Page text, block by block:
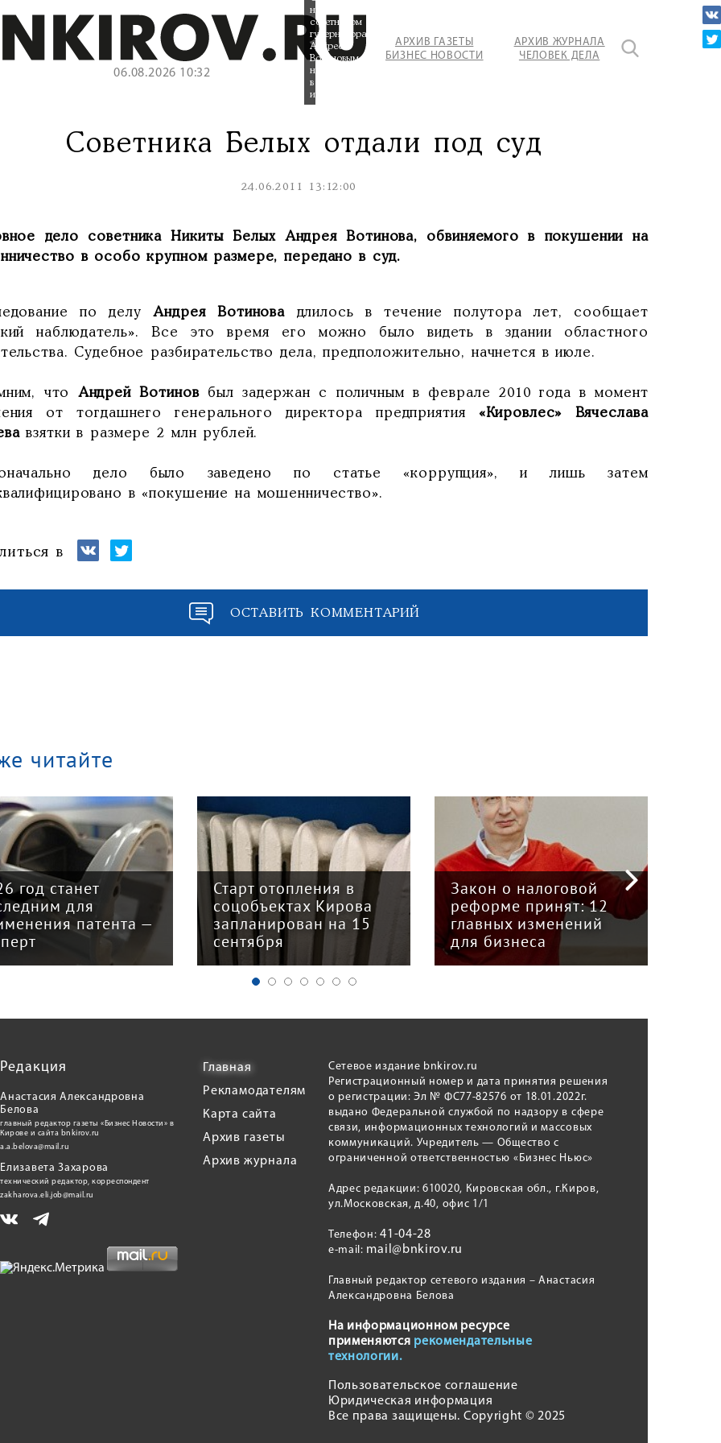
06.08.2026 10:32
АРХИВ ГАЗЕТЫ
БИЗНЕС НОВОСТИ
АРХИВ ЖУРНАЛА
ЧЕЛОВЕК ДЕЛА
над
советником
губернатора
Андреем
Вотиновым
начнется
в
июле.
Советника Белых отдали под суд
24.06.2011 13:12:00
дело советника Никиты Белых Андрея Вотинова, обвиняемого в покушении на
в особо крупном размере, передано в суд.
по делуАндрея Вотинова длилось в течение полутора лет, сообщает
наблюдатель». Все это время его можно было видеть в здании областного
Судебное разбирательство дела, предположительно, начнется в июле.
что Андрей Вотиновбыл задержан с поличным в феврале 2010 года в момент
от тогдашнего генерального директора предприятия «Кировлес» Вячеслава
взятки в размере 2 млн рублей.
дело было заведено по статье «коррупция», и лишь затем
в «покушение на мошенничество».
в
ОСТАВИТЬ КОММЕНТАРИЙ
читайте
Старт отопления в
соцобъектах Кирова
запланирован на 15
сентября
Закон о налоговой
реформе принят: 12
главных изменений
для бизнеса
«Кризис в кузове»:
интервью с
председателем Союза
грузоперевозчиков
«Вятка» Юрием
Куншиным
Редакция
Анастасия Александровна
Белова
главный редактор газеты «Бизнес Новости» в
Кирове и сайта bnkirov.ru
a.a.belova@mail.ru
Елизавета Захарова
технический редактор, корреспондент
zakharova.eli.job@mail.ru
Главная
Рекламодателям
Карта сайта
Архив газеты
Архив журнала
Сетевое издание bnkirov.ru
Регистрационный номер и дата принятия решения
о регистрации: Эл № ФС77-82576 от 18.01.2022г.
выдано Федеральной службой по надзору в сфере
связи, информационных технологий и массовых
коммуникаций. Учредитель — Общество с
ограниченной ответственностью «Бизнес Ньюс»
Адрес редакции: 610020, Кировская обл., г.Киров,
ул.Московская, д.40, офис 1/1
Телефон:41-04-28
e-mail: mail@bnkirov.ru
Главный редактор сетевого издания – Анастасия
Александровна Белова
На информационном ресурсе
применяются рекомендательные
технологии.
Пользовательское соглашение
Юридическая информация
Все права защищены. Copyright © 2025